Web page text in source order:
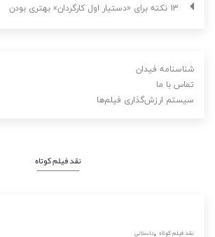
13 نکته برای «دستیار اول کارگردان» بهتری بودن
شناسنامه فیدان
تماس با ما
سیستم ارزش‌گذاری فیلم‌ها
نقد فیلم کوتاه
داستانی, نقد فیلم کوتاه